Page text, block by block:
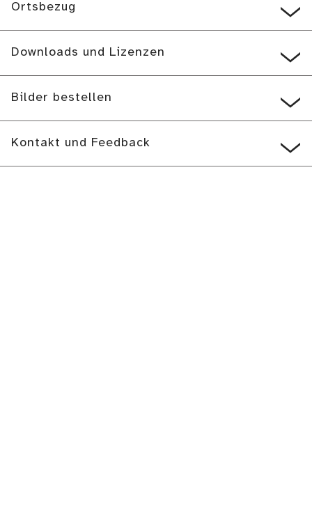
Ortsbezug
Downloads und Lizenzen
Bilder bestellen
Kontakt und Feedback